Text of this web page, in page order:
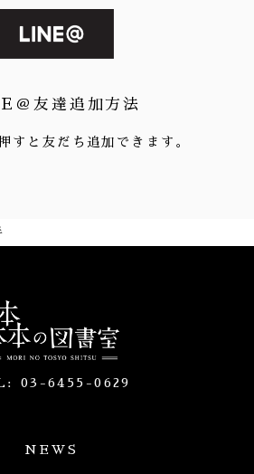
＠友達追加方法
すと友だち追加できます。
03-6455-0629
NEWS